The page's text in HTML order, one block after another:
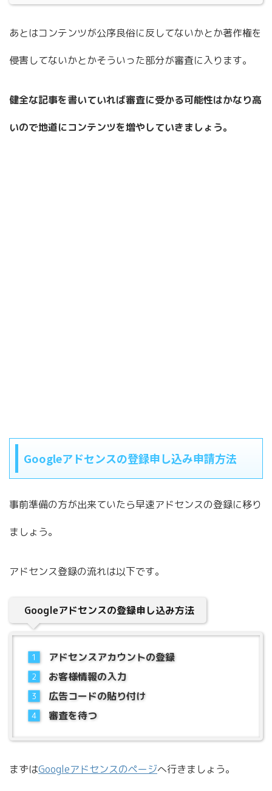
あとはコンテンツが公序良俗に反してないかとか著作権を
侵害してないかとかそういった部分が審査に入ります。
健全な記事を書いていれば審査に受かる可能性はかなり高
いので地道にコンテンツを増やしていきましょう。
Googleアドセンスの登録申し込み申請方法
事前準備の方が出来ていたら早速アドセンスの登録に移り
ましょう。
アドセンス登録の流れは以下です。
Googleアドセンスの登録申し込み方法
アドセンスアカウントの登録
お客様情報の入力
広告コードの貼り付け
審査を待つ
まずはGoogleアドセンスのページへ行きましょう。